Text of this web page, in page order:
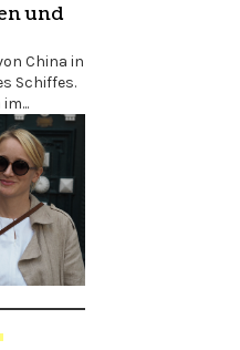
und
China in
Schiffes.